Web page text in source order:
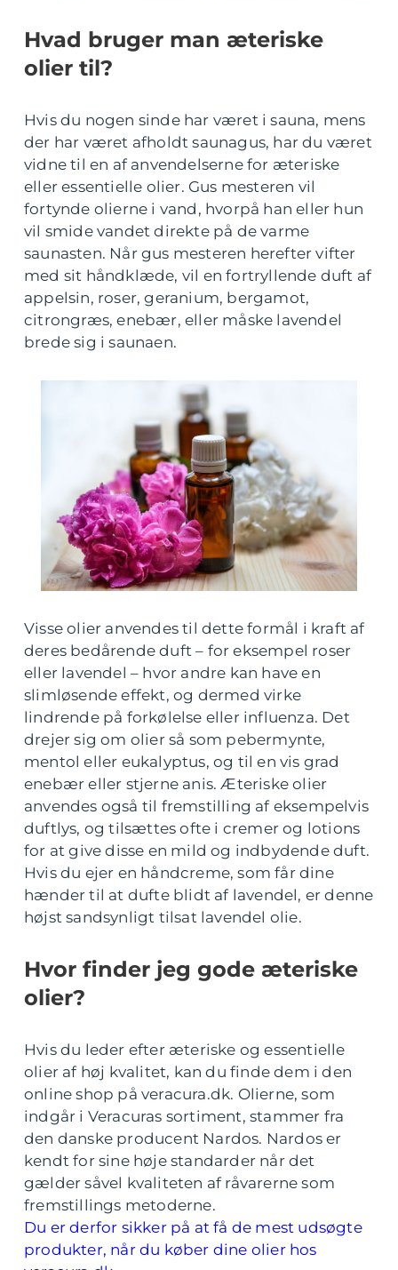
Hvad bruger man æteriske
olier til?
Hvis du nogen sinde har været i sauna, mens
der har været afholdt saunagus, har du været
vidne til en af anvendelserne for æteriske
eller essentielle olier. Gus mesteren vil
fortynde olierne i vand, hvorpå han eller hun
vil smide vandet direkte på de varme
saunasten. Når gus mesteren herefter vifter
med sit håndklæde, vil en fortryllende duft af
appelsin, roser, geranium, bergamot,
citrongræs, enebær, eller måske lavendel
brede sig i saunaen.
Visse olier anvendes til dette formål i kraft af
deres bedårende duft – for eksempel roser
eller lavendel – hvor andre kan have en
slimløsende effekt, og dermed virke
lindrende på forkølelse eller influenza. Det
drejer sig om olier så som pebermynte,
mentol eller eukalyptus, og til en vis grad
enebær eller stjerne anis. Æteriske olier
anvendes også til fremstilling af eksempelvis
duftlys, og tilsættes ofte i cremer og lotions
for at give disse en mild og indbydende duft.
Hvis du ejer en håndcreme, som får dine
hænder til at dufte blidt af lavendel, er denne
højst sandsynligt tilsat lavendel olie.
Hvor finder jeg gode æteriske
olier?
Hvis du leder efter æteriske og essentielle
olier af høj kvalitet, kan du finde dem i den
online shop på veracura.dk. Olierne, som
indgår i Veracuras sortiment, stammer fra
den danske producent Nardos. Nardos er
kendt for sine høje standarder når det
gælder såvel kvaliteten af råvarerne som
fremstillings metoderne.
Du er derfor sikker på at få de mest udsøgte
produkter, når du køber dine olier hos